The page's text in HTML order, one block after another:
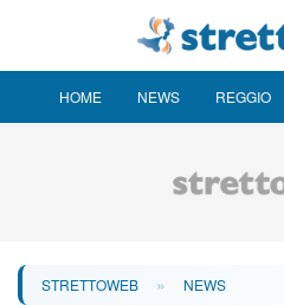
HOME NEWS REGGIO
STRETTOWEB » NEWS